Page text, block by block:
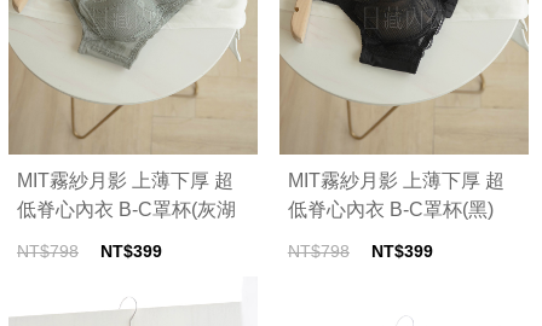
MIT霧紗月影 上薄下厚 超
低脊心內衣 B-C罩杯(灰湖
NT$798 NT$399
MIT霧紗月影 上薄下厚 超
低脊心內衣 B-C罩杯(黑)
NT$798 NT$399